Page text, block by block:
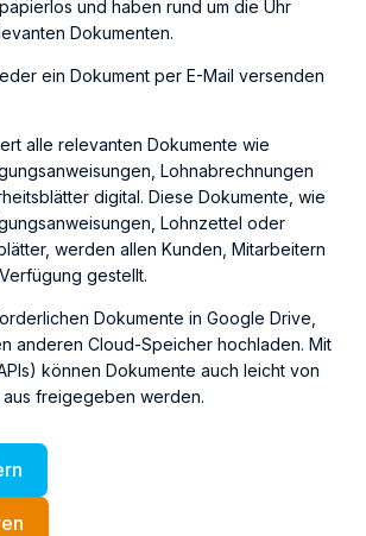
und haben rund um die Uhr
Dokumenten.
ein Dokument per E-Mail versenden
alle relevanten Dokumente wie
Lohnabrechnungen
digital. Diese Dokumente, wie
Lohnzettel oder
werden allen Kunden, Mitarbeitern
gestellt.
Dokumente in Google Drive,
anderen Cloud-Speicher hochladen. Mit
können Dokumente auch leicht von
freigegeben werden.